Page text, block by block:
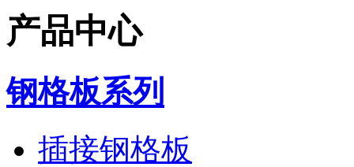
产品中心
钢格板系列
插接钢格板